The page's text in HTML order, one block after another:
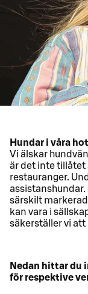
Hundar i våra
Vi älskar
är det inte tillåtet
restauranger.
assistanshundar.
särskilt
kan vara i
säkerställer vi att
Nedan hittar du
för respektive